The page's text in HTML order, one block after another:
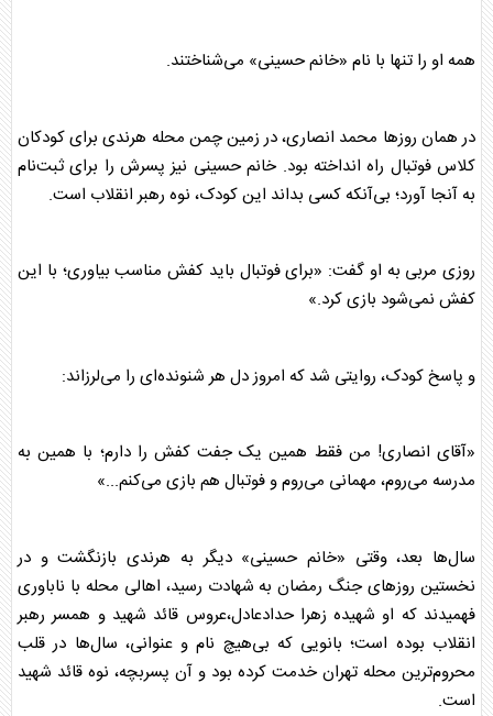
همه او را تنها با نام «خانم حسینی» می‌شناختند.
در همان روزها محمد انصاری، در زمین چمن محله هرندی برای کودکان
کلاس فوتبال راه انداخته بود. خانم حسینی نیز پسرش را برای ثبت‌نام
به آنجا آورد؛ بی‌آنکه کسی بداند این کودک، نوه رهبر انقلاب است.
روزی مربی به او گفت: «برای فوتبال باید کفش مناسب بیاوری؛ با این
کفش نمی‌شود بازی کرد.»
و پاسخ کودک، روایتی شد که امروز دل هر شنونده‌ای را می‌لرزاند:
«آقای انصاری! من فقط همین یک جفت کفش را دارم؛ با همین به
مدرسه می‌روم، مهمانی می‌روم و فوتبال هم بازی می‌کنم...»
سال‌ها بعد، وقتی «خانم حسینی» دیگر به هرندی بازنگشت و در
نخستین روزهای جنگ رمضان به شهادت رسید، اهالی محله با ناباوری
فهمیدند که او شهیده زهرا حدادعادل،عروس قائد شهید و همسر رهبر
انقلاب بوده است؛ بانویی که بی‌هیچ نام و عنوانی، سال‌ها در قلب
محروم‌ترین محله تهران خدمت کرده بود و آن پسربچه، نوه قائد شهید
است.